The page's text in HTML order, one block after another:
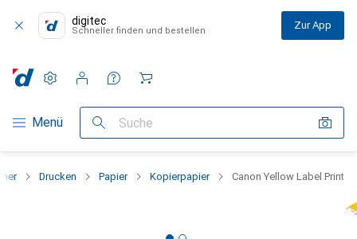
digitec
Schneller finden und bestellen Zur App
Navigation nach Kategorien
Menü Suche
Einstellungen
Kundenkonto
Vergleichslisten
Merklisten
Warenkorb
Drucken Papier Kopierpapier Canon Yellow Label Print